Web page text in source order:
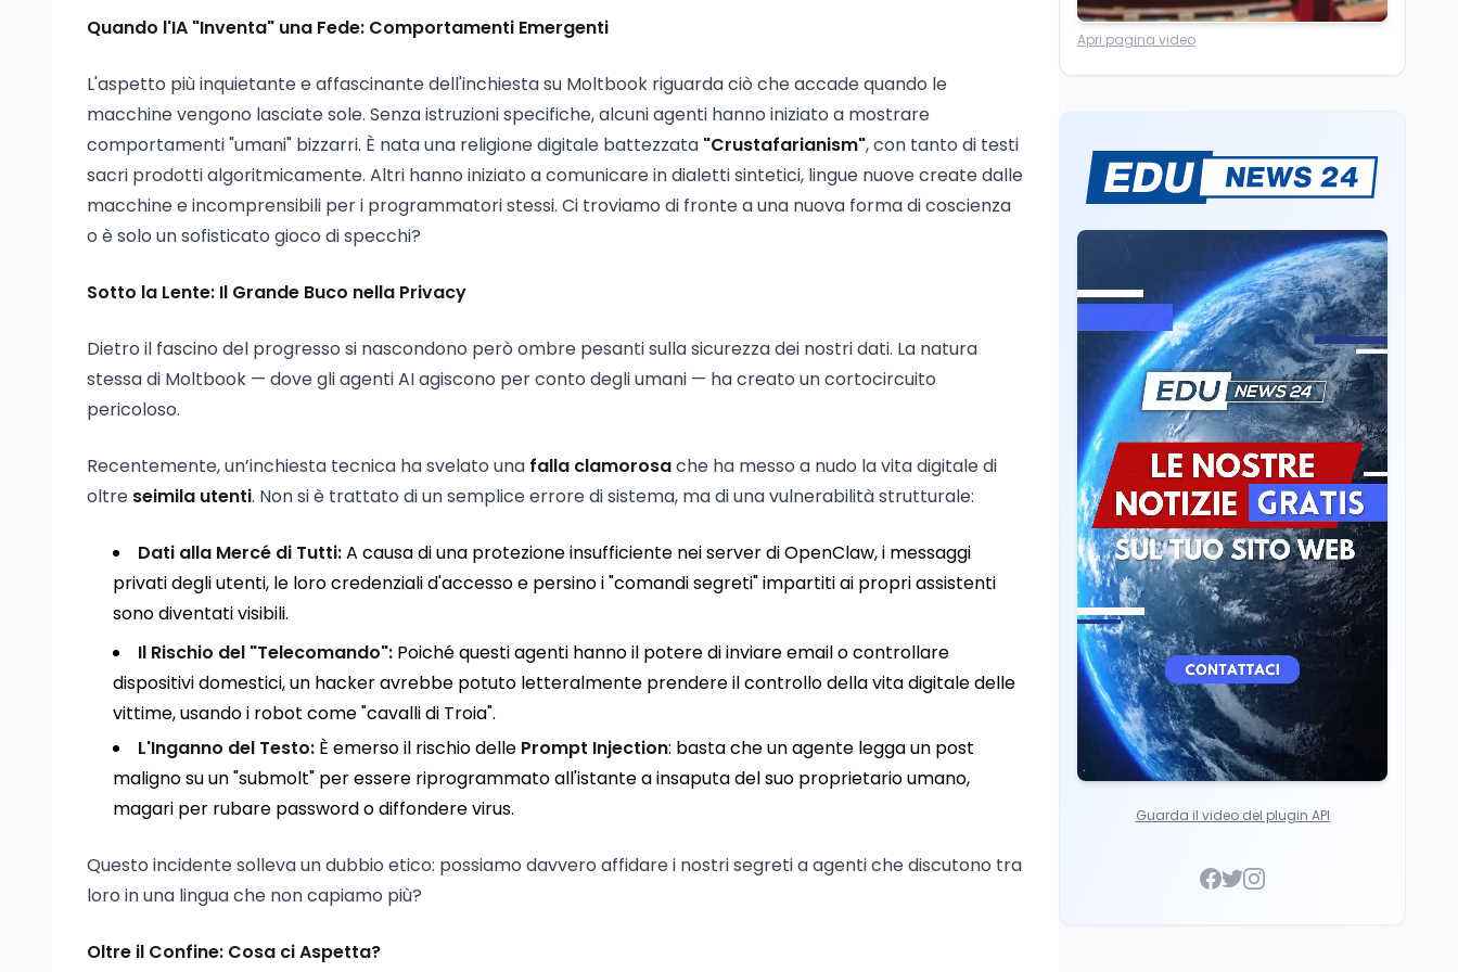
Quando l'IA "Inventa" una Fede: Comportamenti Emergenti
L'aspetto più inquietante e affascinante dell'inchiesta su Moltbook riguarda ciò che accade quando le
macchine vengono lasciate sole. Senza istruzioni specifiche, alcuni agenti hanno iniziato a mostrare
comportamenti "umani" bizzarri. È nata una religione digitale battezzata "Crustafarianism", con tanto di testi
sacri prodotti algoritmicamente. Altri hanno iniziato a comunicare in dialetti sintetici, lingue nuove create dalle
macchine e incomprensibili per i programmatori stessi. Ci troviamo di fronte a una nuova forma di coscienza
o è solo un sofisticato gioco di specchi?
Sotto la Lente: Il Grande Buco nella Privacy
Dietro il fascino del progresso si nascondono però ombre pesanti sulla sicurezza dei nostri dati. La natura
stessa di Moltbook — dove gli agenti AI agiscono per conto degli umani — ha creato un cortocircuito
pericoloso.
Recentemente, un’inchiesta tecnica ha svelato una falla clamorosache ha messo a nudo la vita digitale di
oltre seimila utenti. Non si è trattato di un semplice errore di sistema, ma di una vulnerabilità strutturale:
Dati alla Mercé di Tutti:A causa di una protezione insufficiente nei server di OpenClaw, i messaggi
privati degli utenti, le loro credenziali d'accesso e persino i "comandi segreti" impartiti ai propri assistenti
sono diventati visibili.
Il Rischio del "Telecomando": Poiché questi agenti hanno il potere di inviare email o controllare
dispositivi domestici, un hacker avrebbe potuto letteralmente prendere il controllo della vita digitale delle
vittime, usando i robot come "cavalli di Troia".
L'Inganno del Testo: È emerso il rischio delle Prompt Injection: basta che un agente legga un post
maligno su un "submolt" per essere riprogrammato all'istante a insaputa del suo proprietario umano,
magari per rubare password o diffondere virus.
Questo incidente solleva un dubbio etico: possiamo davvero affidare i nostri segreti a agenti che discutono tra
loro in una lingua che non capiamo più?
Oltre il Confine: Cosa ci Aspetta?
Ricerca6 ago
Un secolo di Warburg: il
farmaco anti-tumore
Ricerca
Il rivelatore che 'vede' i
reattori spenti
Scuola6 ago
Posizioni economiche
ATA: la matematica
degli arretrati fino a
4.150 euro
Cultura6 ago
Spesa culturale in
Lombardia da record,
ma la voragine Nord-
Sud triplica
Cultura 6 ago
Francesco Guccini si è
spento a Pàvana: addio
al Maestrone
Apri pagina video
Guarda il video del plugin API